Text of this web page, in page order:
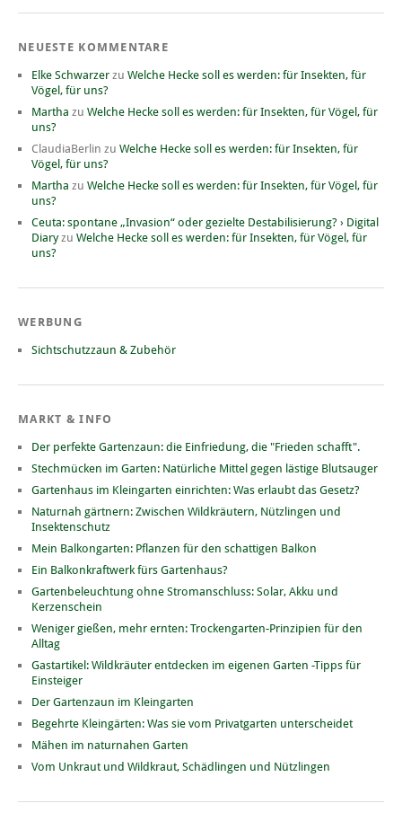
NEUESTE KOMMENTARE
Elke Schwarzer zu Welche Hecke soll es werden: für Insekten, für
Vögel, für uns?
Martha zu Welche Hecke soll es werden: für Insekten, für Vögel, für
uns?
ClaudiaBerlin zu Welche Hecke soll es werden: für Insekten, für
Vögel, für uns?
Martha zu Welche Hecke soll es werden: für Insekten, für Vögel, für
uns?
Ceuta: spontane „Invasion“ oder gezielte Destabilisierung? › Digital
Diaryzu Welche Hecke soll es werden: für Insekten, für Vögel, für
uns?
WERBUNG
Sichtschutzzaun & Zubehör
MARKT & INFO
Der perfekte Gartenzaun: die Einfriedung, die "Frieden schafft".
Stechmücken im Garten: Natürliche Mittel gegen lästige Blutsauger
Gartenhaus im Kleingarten einrichten: Was erlaubt das Gesetz?
Naturnah gärtnern: Zwischen Wildkräutern, Nützlingen und
Insektenschutz
Mein Balkongarten: Pflanzen für den schattigen Balkon
Ein Balkonkraftwerk fürs Gartenhaus?
Gartenbeleuchtung ohne Stromanschluss: Solar, Akku und
Kerzenschein
Weniger gießen, mehr ernten: Trockengarten-Prinzipien für den
Alltag
Gastartikel: Wildkräuter entdecken im eigenen Garten -Tipps für
Einsteiger
Der Gartenzaun im Kleingarten
Begehrte Kleingärten: Was sie vom Privatgarten unterscheidet
Mähen im naturnahen Garten
Vom Unkraut und Wildkraut, Schädlingen und Nützlingen